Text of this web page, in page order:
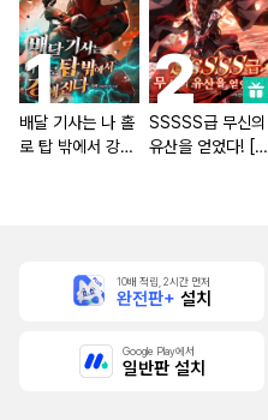
배달 기사는 나 홀
로 탑 밖에서 강해
SSSSS급 무신의
유산을 얻었다! [단
10배 적립, 2시간 먼저
완전판+ 설치
Google Play에서
일반판 설치